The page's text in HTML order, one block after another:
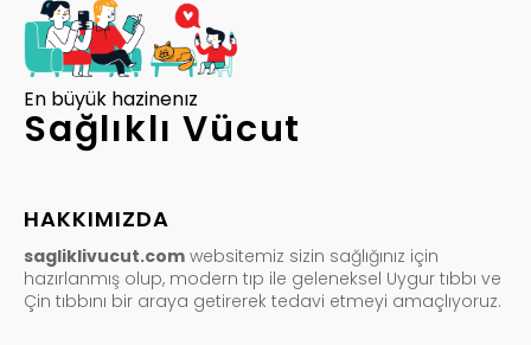
En büyük hazinenız
Sağlıklı Vücut
HAKKIMIZDA
sagliklivucut.com websitemiz sizin sağlığınız için
hazırlanmış olup, modern tıp ile geleneksel Uygur tıbbı ve
Çin tıbbını bir araya getirerek tedavi etmeyi amaçlıyoruz.